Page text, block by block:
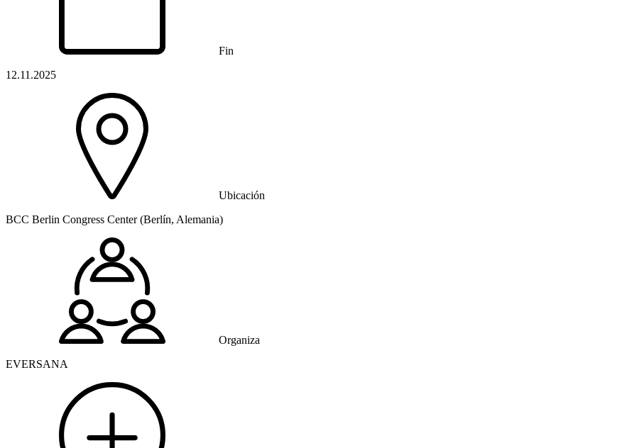
Fin
12.11.2025
Ubicación
BCC Berlin Congress Center (Berlín, Alemania)
Organiza
EVERSANA